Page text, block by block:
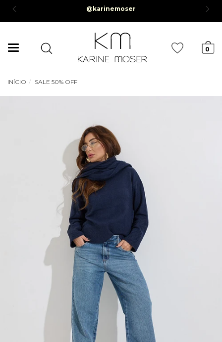
Parcelamento em até 6x sem juros *Parcela mínima de
Mudar
0
INÍCIO SALE 50% OFF